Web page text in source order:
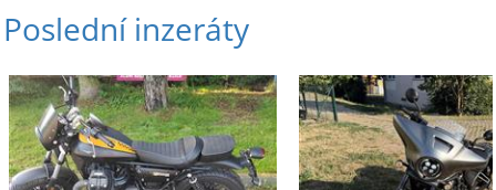
Poslední inzeráty